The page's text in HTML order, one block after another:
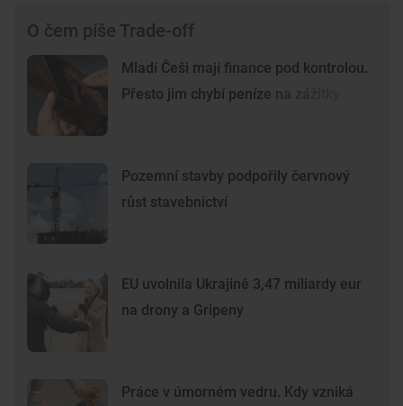
O čem píše Trade-off
Mladí Češi mají finance pod kontrolou.
Přesto jim chybí peníze na zážitky
Pozemní stavby podpořily červnový
růst stavebnictví
EU uvolnila Ukrajině 3,47 miliardy eur
na drony a Gripeny
Práce v úmorném vedru. Kdy vzniká